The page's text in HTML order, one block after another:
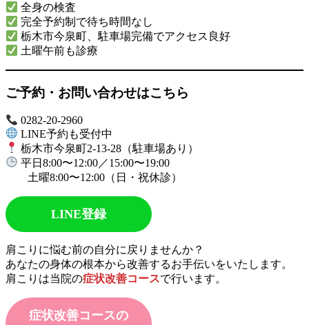
全身の検査
完全予約制で待ち時間なし
栃木市今泉町、駐車場完備でアクセス良好
土曜午前も診療
ご予約・お問い合わせはこちら
0282-20-2960
LINE予約も受付中
栃木市今泉町2-13-28（駐車場あり）
平日8:00〜12:00／15:00〜19:00
土曜8:00〜12:00（日・祝休診）
LINE登録
肩こりに悩む前の自分に戻りませんか？
あなたの身体の根本から改善するお手伝いをいたします。
肩こりは当院の症状改善コースで行います。
症状改善コースの